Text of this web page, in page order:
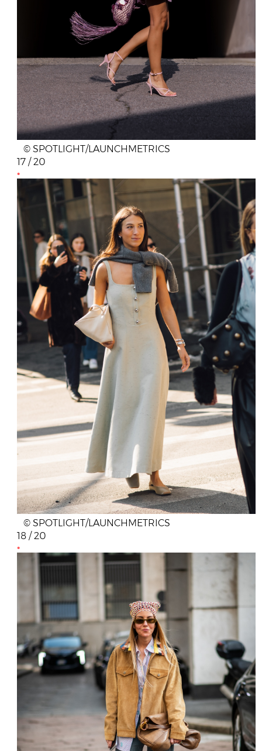
© SPOTLIGHT/LAUNCHMETRICS
17 / 20
© SPOTLIGHT/LAUNCHMETRICS
18 / 20